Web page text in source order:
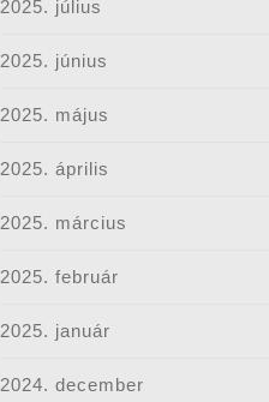
2025. július
2025. június
2025. május
2025. április
2025. március
2025. február
2025. január
2024. december